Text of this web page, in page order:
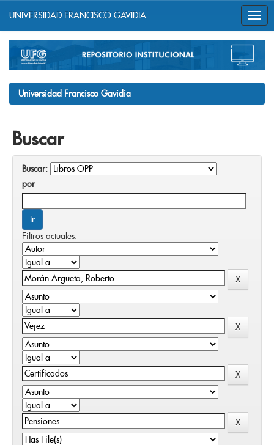
navigation
UNIVERSIDAD FRANCISCO GAVIDIA
Universidad Francisco Gavidia
Buscar
Buscar:
por
Filtros actuales: